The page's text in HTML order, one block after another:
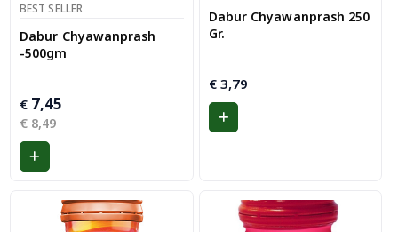
BEST SELLER
Dabur Chyawanprash
-500gm
€8,49
Oorspronkelijke
prijs
was:
€ 8,49.
€ 7,45
Huidige
prijs
is:
€ 7,45.
Dabur Chyawanprash 250
Gr.
€3,79